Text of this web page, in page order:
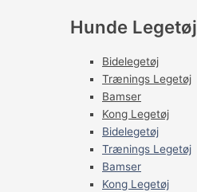
Hunde Legetøj
Bidelegetøj
Trænings Legetøj
Bamser
Kong Legetøj
Bidelegetøj
Trænings Legetøj
Bamser
Kong Legetøj